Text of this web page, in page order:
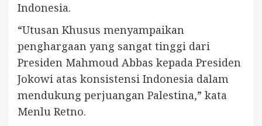
Indonesia.
“Utusan Khusus menyampaikan
penghargaan yang sangat tinggi dari
Presiden Mahmoud Abbas kepada Presiden
Jokowi atas konsistensi Indonesia dalam
mendukung perjuangan Palestina,” kata
Menlu Retno.